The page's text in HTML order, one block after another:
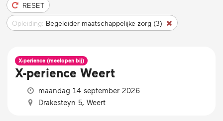
RESET
Opleiding: Begeleider maatschappelijke zorg (3)
X-perience (meelopen bij)
X-perience Weert
maandag 14 september 2026
Drakesteyn 5, Weert